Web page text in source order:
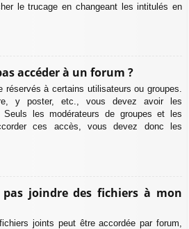
le trucage en changeant les intitulés en
accéder à un forum ?
réservés à certains utilisateurs ou groupes.
y poster, etc., vous devez avoir les
Seuls les modérateurs de groupes et les
ces accès, vous devez donc les
joindre des fichiers à mon
joints peut être accordée par forum,